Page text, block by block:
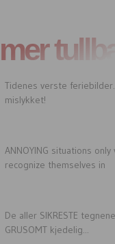
mer tullball
Tidenes verste
mislykket!
ANNOYING situations
recognize themselves in
De aller SIKRESTE
GRUSOMT kjedelig...